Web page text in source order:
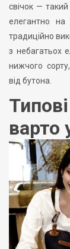
свічок —
елегантно на
традиційно
з небагатьох
нижчого
від бутона.
варто